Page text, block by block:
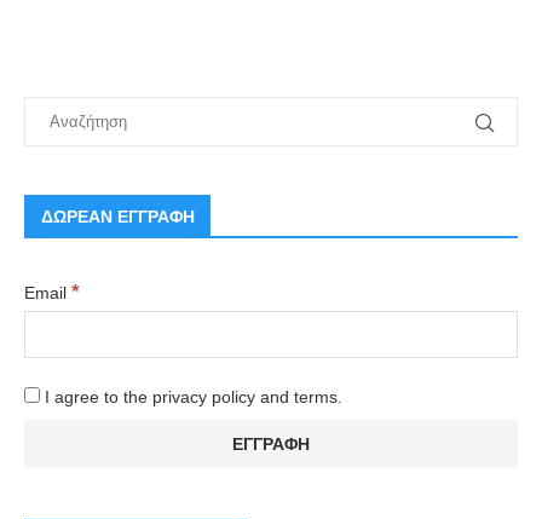
ΔΩΡΕΑΝ ΕΓΓΡΑΦΗ
Email *
I agree to the privacy policy and terms.